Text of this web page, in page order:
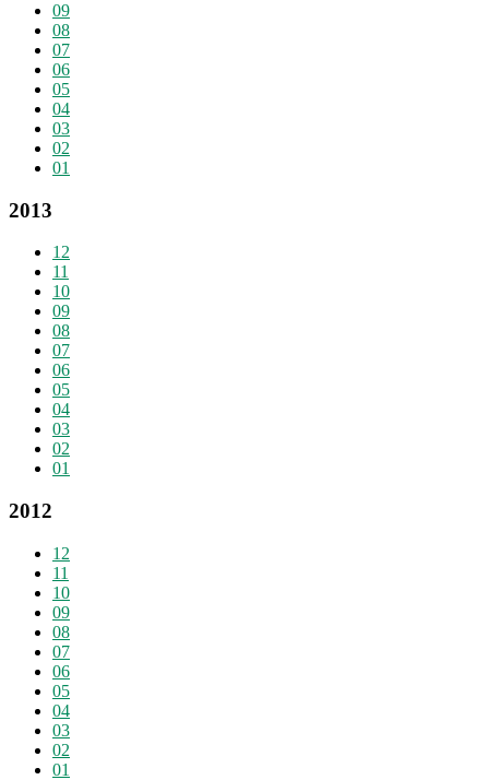
09
08
07
06
05
04
03
02
01
2013
12
11
10
09
08
07
06
05
04
03
02
01
2012
12
11
10
09
08
07
06
05
04
03
02
01